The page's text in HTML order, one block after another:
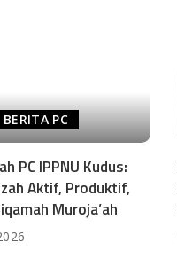
BERITA PC
PC IPPNU Kudus:
Aktif, Produktif,
Muroja’ah